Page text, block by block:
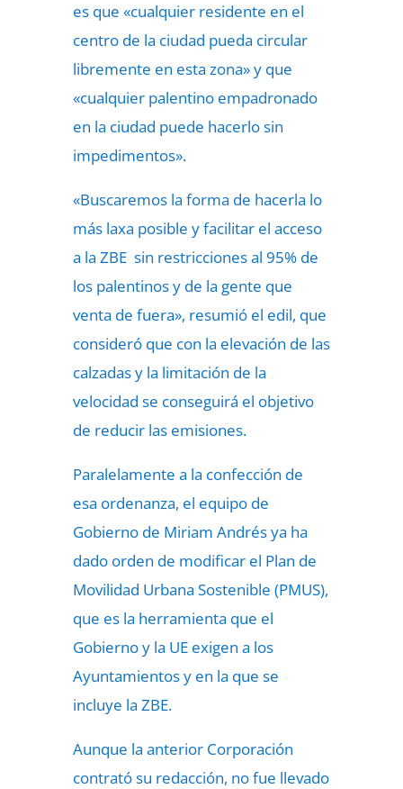
es que «cualquier residente en el
centro de la ciudad pueda circular
libremente en esta zona» y que
«cualquier palentino empadronado
en la ciudad puede hacerlo sin
impedimentos».
«Buscaremos la forma de hacerla lo
más laxa posible y facilitar el acceso
a la ZBE sin restricciones al 95% de
los palentinos y de la gente que
venta de fuera», resumió el edil, que
consideró que con la elevación de las
calzadas y la limitación de la
velocidad se conseguirá el objetivo
de reducir las emisiones.
Paralelamente a la confección de
esa ordenanza, el equipo de
Gobierno de Miriam Andrés ya ha
dado orden de modificar el Plan de
Movilidad Urbana Sostenible (PMUS),
que es la herramienta que el
Gobierno y la UE exigen a los
Ayuntamientos y en la que se
incluye la ZBE.
Aunque la anterior Corporación
contrató su redacción, no fue llevado